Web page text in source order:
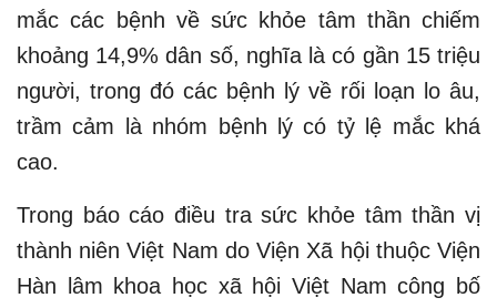
mắc các bệnh về sức khỏe tâm thần chiếm
khoảng 14,9% dân số, nghĩa là có gần 15 triệu
người, trong đó các bệnh lý về rối loạn lo âu,
trầm cảm là nhóm bệnh lý có tỷ lệ mắc khá
cao.
Trong báo cáo điều tra sức khỏe tâm thần vị
thành niên Việt Nam do Viện Xã hội thuộc Viện
Hàn lâm khoa học xã hội Việt Nam công bố